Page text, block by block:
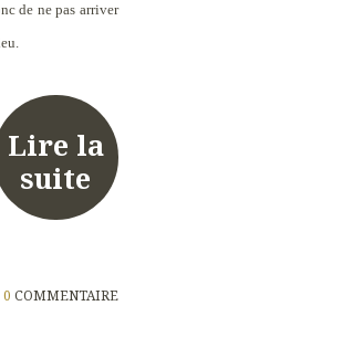
de ne pas arriver
Lire la
suite
0 COMMENTAIRE